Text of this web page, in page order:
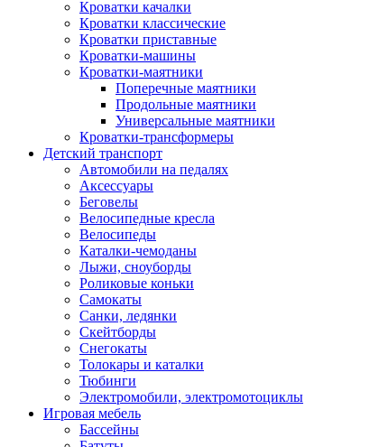
Кроватки качалки
Кроватки классические
Кроватки приставные
Кроватки-машины
Кроватки-маятники
Поперечные маятники
Продольные маятники
Универсальные маятники
Кроватки-трансформеры
Детский транспорт
Автомобили на педалях
Аксессуары
Беговелы
Велосипедные кресла
Велосипеды
Каталки-чемоданы
Лыжи, сноуборды
Роликовые коньки
Самокаты
Санки, ледянки
Скейтборды
Снегокаты
Толокары и каталки
Тюбинги
Электромобили, электромотоциклы
Игровая мебель
Бассейны